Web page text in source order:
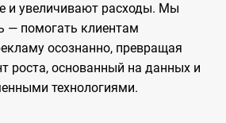
и увеличивают расходы. Мы
— помогать клиентам
осознанно, превращая
роста, основанный на данных и
технологиями.